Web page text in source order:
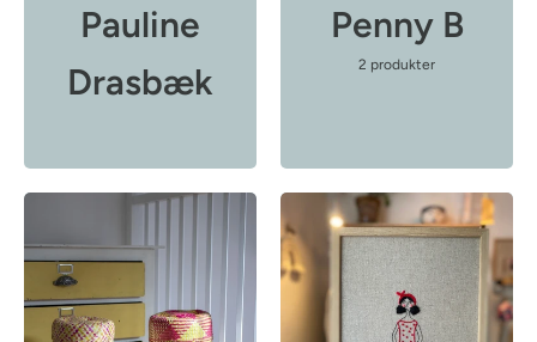
Pauline
Drasbæk
Penny B
2 produkter